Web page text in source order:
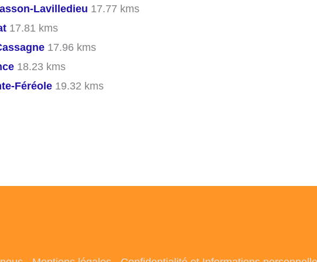
Lavilledieu 17.77 kms
17.81 kms
17.96 kms
18.23 kms
Féréole 19.32 kms